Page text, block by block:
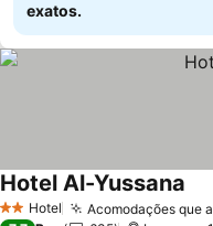
exatos.
2 Estrelas
Hotel Acomodações que
Hotel Al-Yussana